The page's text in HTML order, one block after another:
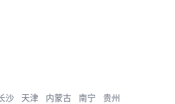
沙 天津 内蒙古 南宁
贵州